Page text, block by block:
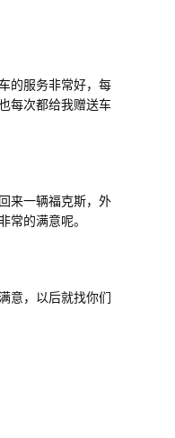
的服务非常好，每
每次都给我赠送车
来一辆福克斯，外
常的满意呢。
意，以后就找你们